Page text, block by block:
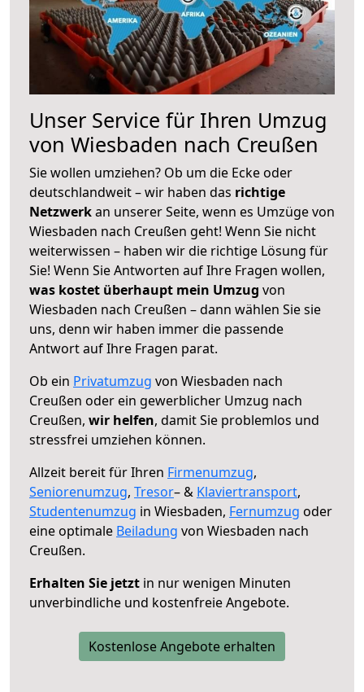
Unser Service für Ihren Umzug
von Wiesbaden nach Creußen
Sie wollen umziehen? Ob um die Ecke oder
deutschlandweit – wir haben das richtige
Netzwerkan unserer Seite, wenn es Umzüge von
Wiesbaden nach Creußen geht! Wenn Sie nicht
weiterwissen – haben wir die richtige Lösung für
Sie! Wenn Sie Antworten auf Ihre Fragen wollen,
was kostet überhaupt mein Umzug von
Wiesbaden nach Creußen – dann wählen Sie sie
uns, denn wir haben immer die passende
Antwort auf Ihre Fragen parat.
Ob ein Privatumzug von Wiesbaden nach
Creußen oder ein gewerblicher Umzug nach
Creußen, wir helfen, damit Sie problemlos und
stressfrei umziehen können.
Allzeit bereit für Ihren Firmenumzug,
Seniorenumzug, Tresor– & Klaviertransport,
Studentenumzug in Wiesbaden, Fernumzug oder
eine optimale Beiladung von Wiesbaden nach
Creußen.
Erhalten Sie jetzt in nur wenigen Minuten
unverbindliche und kostenfreie Angebote.
Kostenlose Angebote erhalten